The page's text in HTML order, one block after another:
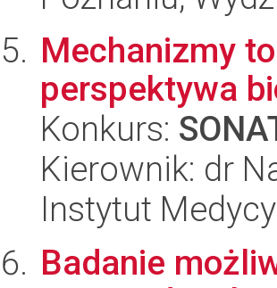
Mechanizmy
perspektywa
Konkurs:
Kierownik: dr
Instytut
Badanie